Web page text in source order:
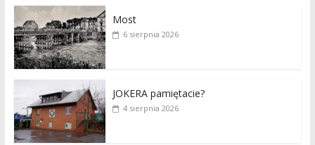
Most
6 sierpnia 2026
JOKERA pamiętacie?
4 sierpnia 2026